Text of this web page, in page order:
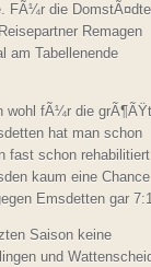
FÃ¼r die
Remagen
am Tabellenende
wohl fÃ¼r die
hat man schon
fast schon rehabilitiert
kaum eine Chance
Emsdetten gar
Saison keine
und